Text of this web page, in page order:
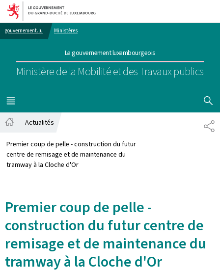
Aller au menu principal
Aller au contenu
gouvernement.lu Ministères
Le gouvernement luxembourgeois
Ministère de la Mobilité et des Travaux publics
MENU
PRINCIPAL
Actualités
Premier coup de pelle - construction du futur
centre de remisage et de maintenance du
tramway à la Cloche d'Or
Premier coup de pelle -
construction du futur centre de
remisage et de maintenance du
tramway à la Cloche d'Or